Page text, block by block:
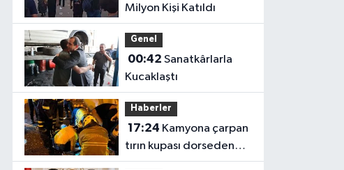
Milyon Kişi Katıldı
Genel
00:42
Kucaklaştı
Haberler
17:24
tırın kupası dorseden
ayrıldı: 1 ağır yaralı